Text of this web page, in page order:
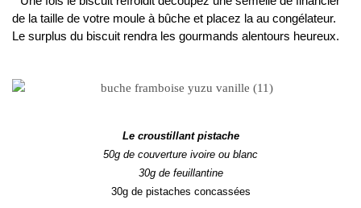
de la taille de votre moule à bûche et placez la au congélateur.
Le surplus du biscuit rendra les gourmands alentours heureux.
Le croustillant pistache
50g de couverture ivoire ou blanc
30g de feuillantine
30g de pistaches concassées